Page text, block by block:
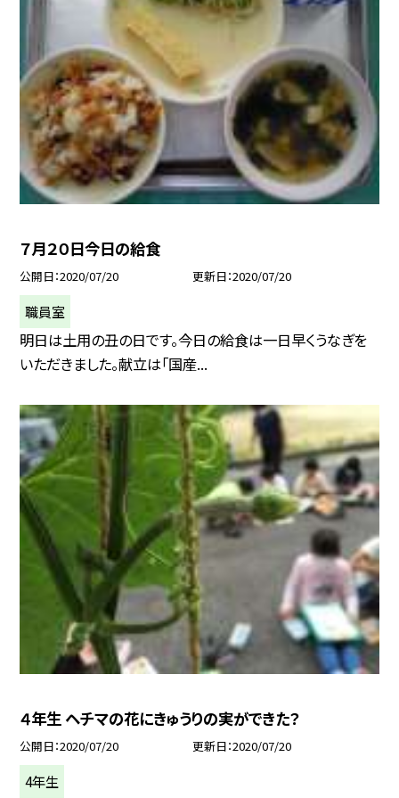
７月２０日今日の給食
公開日 2020/07/20 更新日 2020/07/20
職員室
明日は土用の丑の日です。今日の給食は一日早くうなぎを
いただきました。献立は「国産...
４年生 ヘチマの花にきゅうりの実ができた？
公開日 2020/07/20 更新日 2020/07/20
4年生